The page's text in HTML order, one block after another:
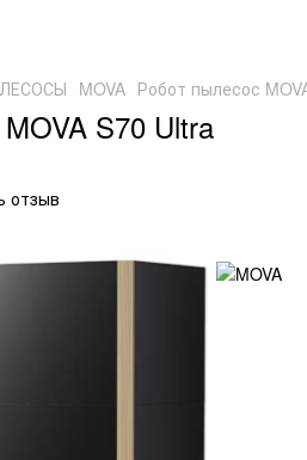
MOVA Робот пылесос
S70 Ultra
отзыв